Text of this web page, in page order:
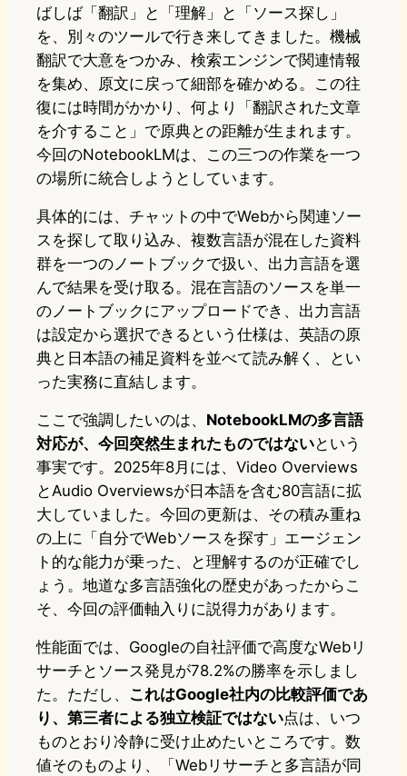
ばしば「翻訳」と「理解」と「ソース探し」
を、別々のツールで行き来してきました。機械
翻訳で大意をつかみ、検索エンジンで関連情報
を集め、原文に戻って細部を確かめる。この往
復には時間がかかり、何より「翻訳された文章
を介すること」で原典との距離が生まれます。
今回のNotebookLMは、この三つの作業を一つ
の場所に統合しようとしています。
具体的には、チャットの中でWebから関連ソー
スを探して取り込み、複数言語が混在した資料
群を一つのノートブックで扱い、出力言語を選
んで結果を受け取る。混在言語のソースを単一
のノートブックにアップロードでき、出力言語
は設定から選択できるという仕様は、英語の原
典と日本語の補足資料を並べて読み解く、とい
った実務に直結します。
ここで強調したいのは、 NotebookLMの多言語
対応が、今回突然生まれたものではないという
事実です。2025年8月には、Video Overviews
とAudio Overviewsが日本語を含む80言語に拡
大していました。今回の更新は、その積み重ね
の上に「自分でWebソースを探す」エージェン
ト的な能力が乗った、と理解するのが正確でし
ょう。地道な多言語強化の歴史があったからこ
そ、今回の評価軸入りに説得力があります。
性能面では、Googleの自社評価で高度なWebリ
サーチとソース発見が78.2%の勝率を示しまし
た。ただし、 これはGoogle社内の比較評価であ
り、第三者による独立検証ではない点は、いつ
ものとおり冷静に受け止めたいところです。数
値そのものより、「Webリサーチと多言語が同